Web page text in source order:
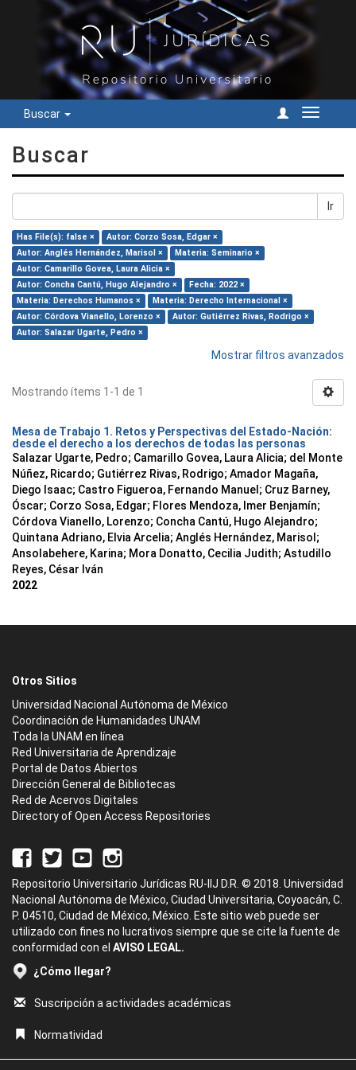
Buscar
Cambiar
Buscar
Ir
Has File(s): false ×
Autor: Corzo Sosa, Edgar ×
Autor: Anglés Hernández, Marisol ×
Materia: Seminario ×
Autor: Camarillo Govea, Laura Alicia ×
Autor: Concha Cantú, Hugo Alejandro ×
Fecha: 2022 ×
Materia: Derechos Humanos ×
Materia: Derecho Internacional ×
Autor: Córdova Vianello, Lorenzo ×
Autor: Gutiérrez Rivas, Rodrigo ×
Autor: Salazar Ugarte, Pedro ×
Mostrar filtros avanzados
Mostrando ítems 1-1 de 1
Mesa de Trabajo 1. Retos y Perspectivas del Estado-Nación:
desde el derecho a los derechos de todas las personas
Salazar Ugarte, Pedro; Camarillo Govea, Laura Alicia; del Monte
Núñez, Ricardo; Gutiérrez Rivas, Rodrigo; Amador Magaña,
Diego Isaac; Castro Figueroa, Fernando Manuel ; Cruz Barney,
Óscar; Corzo Sosa, Edgar; Flores Mendoza, Imer Benjamín;
Córdova Vianello, Lorenzo; Concha Cantú, Hugo Alejandro;
Quintana Adriano, Elvia Arcelia; Anglés Hernández, Marisol ;
Ansolabehere, Karina; Mora Donatto, Cecilia Judith; Astudillo
Reyes, César Iván
2022
Otros Sitios
Universidad Nacional Autónoma de México
Coordinación de Humanidades UNAM
Toda la UNAM en línea
Red Universitaria de Aprendizaje
Portal de Datos Abiertos
Dirección General de Bibliotecas
Red de Acervos Digitales
Directory of Open Access Repositories
Repositorio Universitario Jurídicas RU-IIJ D.R. © 2018. Universidad
Nacional Autónoma de México, Ciudad Universitaria, Coyoacán, C.
P. 04510, Ciudad de México, México. Este sitio web puede ser
utilizado con fines no lucrativos siempre que se cite la fuente de
conformidad con el AVISO LEGAL.
¿Cómo llegar?
Suscripción a actividades académicas
Normatividad